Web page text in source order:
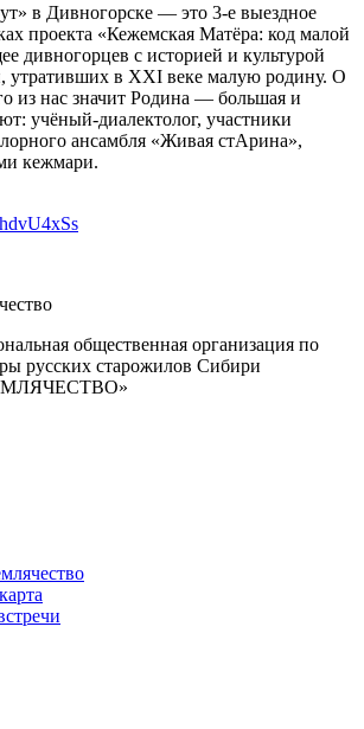
в Дивногорске — это 3-е выездное
проекта «Кежемская Матёра: код малой
дивногорцев с историей и культурой
утративших в XXI веке малую родину. О
из нас значит Родина — большая и
учёный-диалектолог, участники
ансамбля «Живая стАрина»,
кежмари.
общественная организация по
русских старожилов Сибири